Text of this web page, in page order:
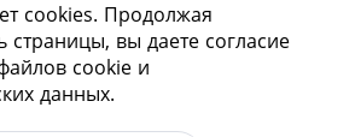
116
cookies. Продолжая
страницы, вы даете согласие
cookie и
данных.